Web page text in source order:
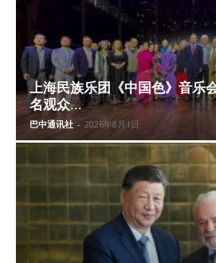
上海民族乐团《中国色》音乐
名观众...
巴中通讯社 - 2026年8月1日